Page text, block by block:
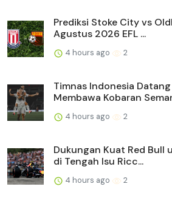
Prediksi Stoke City vs
Agustus 2026 EFL ...
4 hours ago 2
Timnas Indonesia
Membawa Kobaran
4 hours ago 2
Dukungan Kuat Red Bull
di Tengah Isu Ricc...
4 hours ago 2